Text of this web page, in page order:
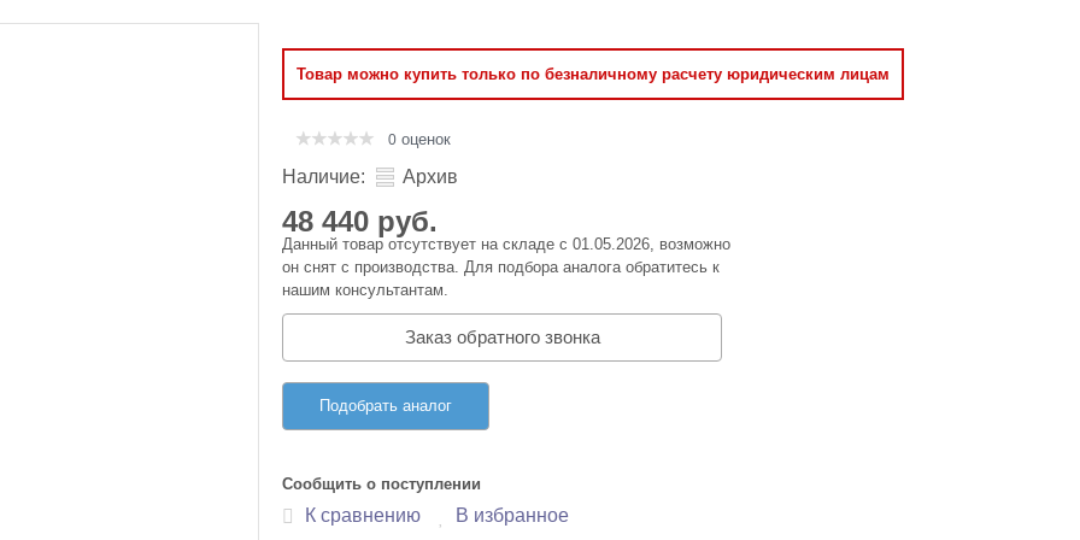
Товар можно купить только по безналичному расчету юридическим лицам
0 оценок
Наличие: Архив
48 440 руб.
Данный товар отсутствует на складе с 01.05.2026, возможно
он снят с производства. Для подбора аналога обратитесь к
нашим консультантам.
Заказ обратного звонка
Подобрать аналог
Сообщить о поступлении
К сравнению В избранное
память